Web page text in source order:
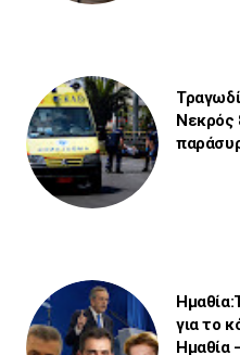
Νεκρός
για το
Ημαθία